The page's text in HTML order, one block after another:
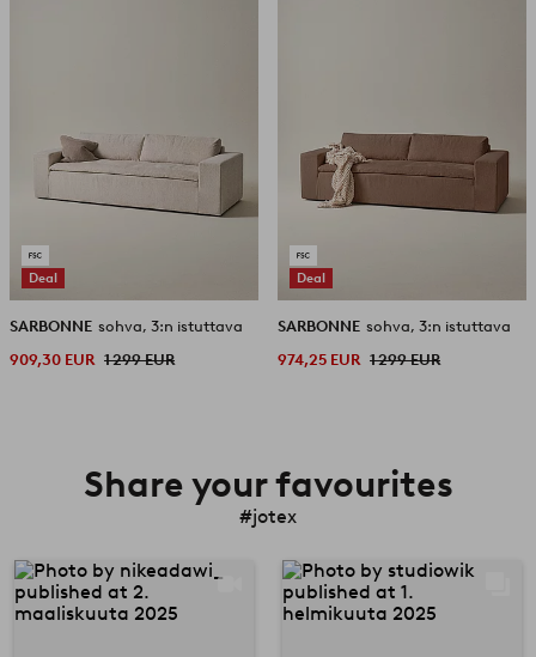
Deal
SARBONNE sohva, 3:n istuttava
909,30 EUR 1 299 EUR
Deal
SARBONNE sohva, 3:n istuttava
974,25 EUR 1 299 EUR
Share your favourites
#jotex